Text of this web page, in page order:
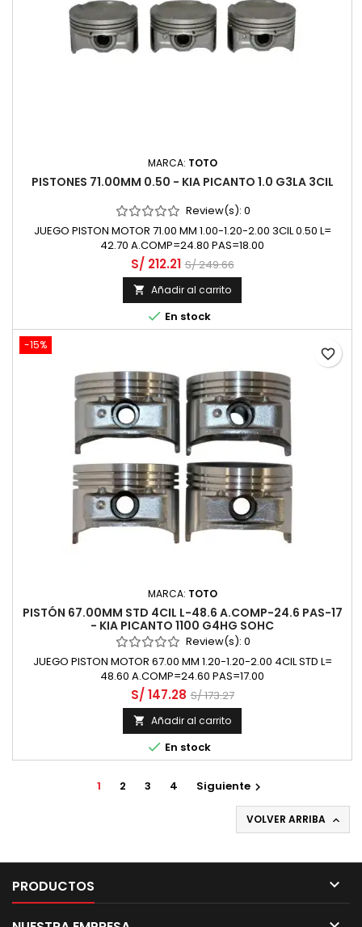
MARCA: TOTO
PISTONES 71.00MM 0.50 - KIA PICANTO 1.0 G3LA 3CIL
Review(s): 0
JUEGO PISTON MOTOR 71.00 MM 1.00-1.20-2.00 3CIL 0.50 L=
42.70 A.COMP=24.80 PAS=18.00
S/ 212.21 S/ 249.66
 Añadir al carrito
 En stock
-15%
MARCA: TOTO
PISTÓN 67.00MM STD 4CIL L-48.6 A.COMP-24.6 PAS-17
- KIA PICANTO 1100 G4HG SOHC
Review(s): 0
JUEGO PISTON MOTOR 67.00 MM 1.20-1.20-2.00 4CIL STD L=
48.60 A.COMP=24.60 PAS=17.00
S/ 147.28 S/ 173.27
 Añadir al carrito
 En stock
favorite_border
1 2 3 4 Siguiente 
VOLVER ARRIBA 
PRODUCTOS 